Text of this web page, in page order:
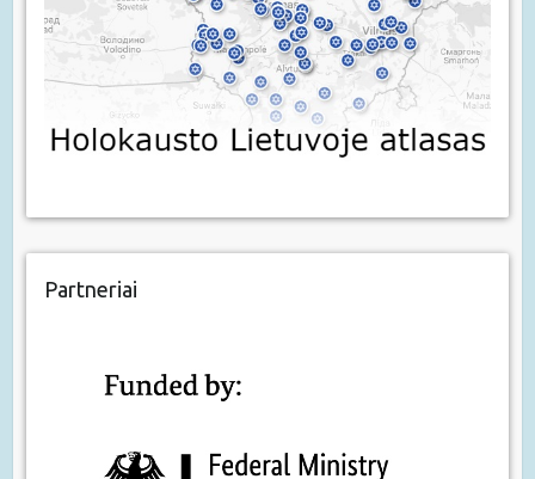
Partneriai